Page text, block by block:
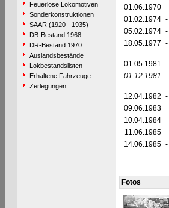
Feuerlose Lokomotiven
Sonderkonstruktionen
SAAR (1920 - 1935)
DB-Bestand 1968
DR-Bestand 1970
Auslandsbestände
Lokbestandslisten
Erhaltene Fahrzeuge
Zerlegungen
01.06.1970
01.02.1974 -
05.02.1974 -
18.05.1977 -
01.05.1981 -
01.12.1981 -
12.04.1982 -
09.06.1983
10.04.1984
11.06.1985
14.06.1985 -
Fotos